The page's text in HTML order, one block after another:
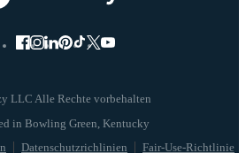
LLC Alle Rechte vorbehalten
Datenschutzrichlinien Fair-Use-Richtlinie